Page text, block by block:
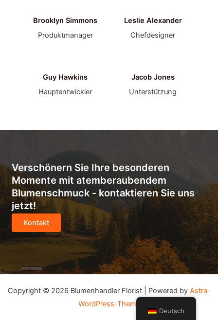
Brooklyn Simmons
Produktmanager
Leslie Alexander
Chefdesigner
Guy Hawkins
Hauptentwickler
Jacob Jones
Unterstützung
Verschönern Sie Ihre besonderen
Momente mit atemberaubendem
Blumenschmuck - kontaktieren Sie uns
jetzt!
Kontakt
Copyright © 2026 Blumenhandler Florist | Powered by Astra-
WordPress-Theme
Deutsch